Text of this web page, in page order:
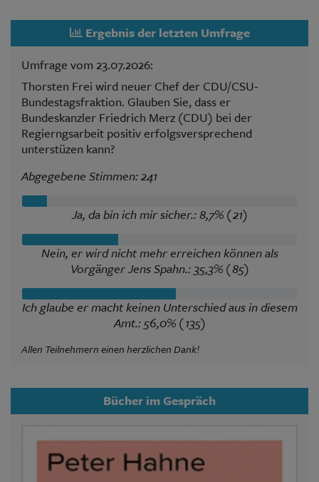
Ergebnis der letzten Umfrage
Umfrage vom 23.07.2026:
Thorsten Frei wird neuer Chef der CDU/CSU-
Bundestagsfraktion. Glauben Sie, dass er
Bundeskanzler Friedrich Merz (CDU) bei der
Regierngsarbeit positiv erfolgsversprechend
unterstüzen kann?
Abgegebene Stimmen: 241
Ja, da bin ich mir sicher.: 8,7% (21)
Nein, er wird nicht mehr erreichen können als
Vorgänger Jens Spahn.: 35,3% (85)
Ich glaube er macht keinen Unterschied aus in diesem
Amt.: 56,0% (135)
Allen Teilnehmern einen herzlichen Dank!
Bücher im Gespräch